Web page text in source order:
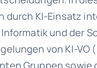
durch KI-Einsatz
und der
von KI-VO
Gruppen